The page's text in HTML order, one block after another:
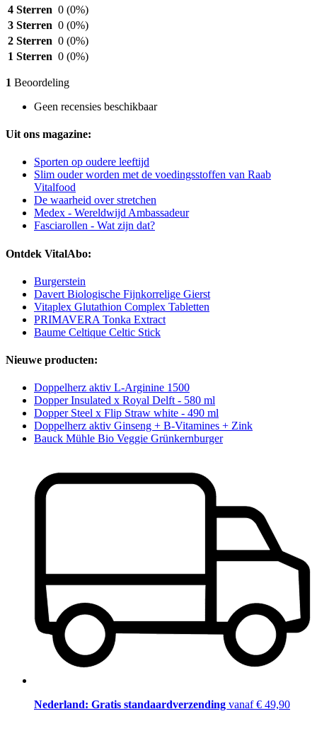
4 Sterren 0 (0%)
3 Sterren 0 (0%)
2 Sterren 0 (0%)
1 Sterren 0 (0%)
1 Beoordeling
Geen recensies beschikbaar
Uit ons magazine:
Sporten op oudere leeftijd
Slim ouder worden met de voedingsstoffen van Raab
Vitalfood
De waarheid over stretchen
Medex - Wereldwijd Ambassadeur
Fasciarollen - Wat zijn dat?
Ontdek VitalAbo:
Burgerstein
Davert Biologische Fijnkorrelige Gierst
Vitaplex Glutathion Complex Tabletten
PRIMAVERA Tonka Extract
Baume Celtique Celtic Stick
Nieuwe producten:
Doppelherz aktiv L-Arginine 1500
Dopper Insulated x Royal Delft - 580 ml
Dopper Steel x Flip Straw white - 490 ml
Doppelherz aktiv Ginseng + B-Vitamines + Zink
Bauck Mühle Bio Veggie Grünkernburger
Nederland: Gratis standaardverzending vanaf € 49,90